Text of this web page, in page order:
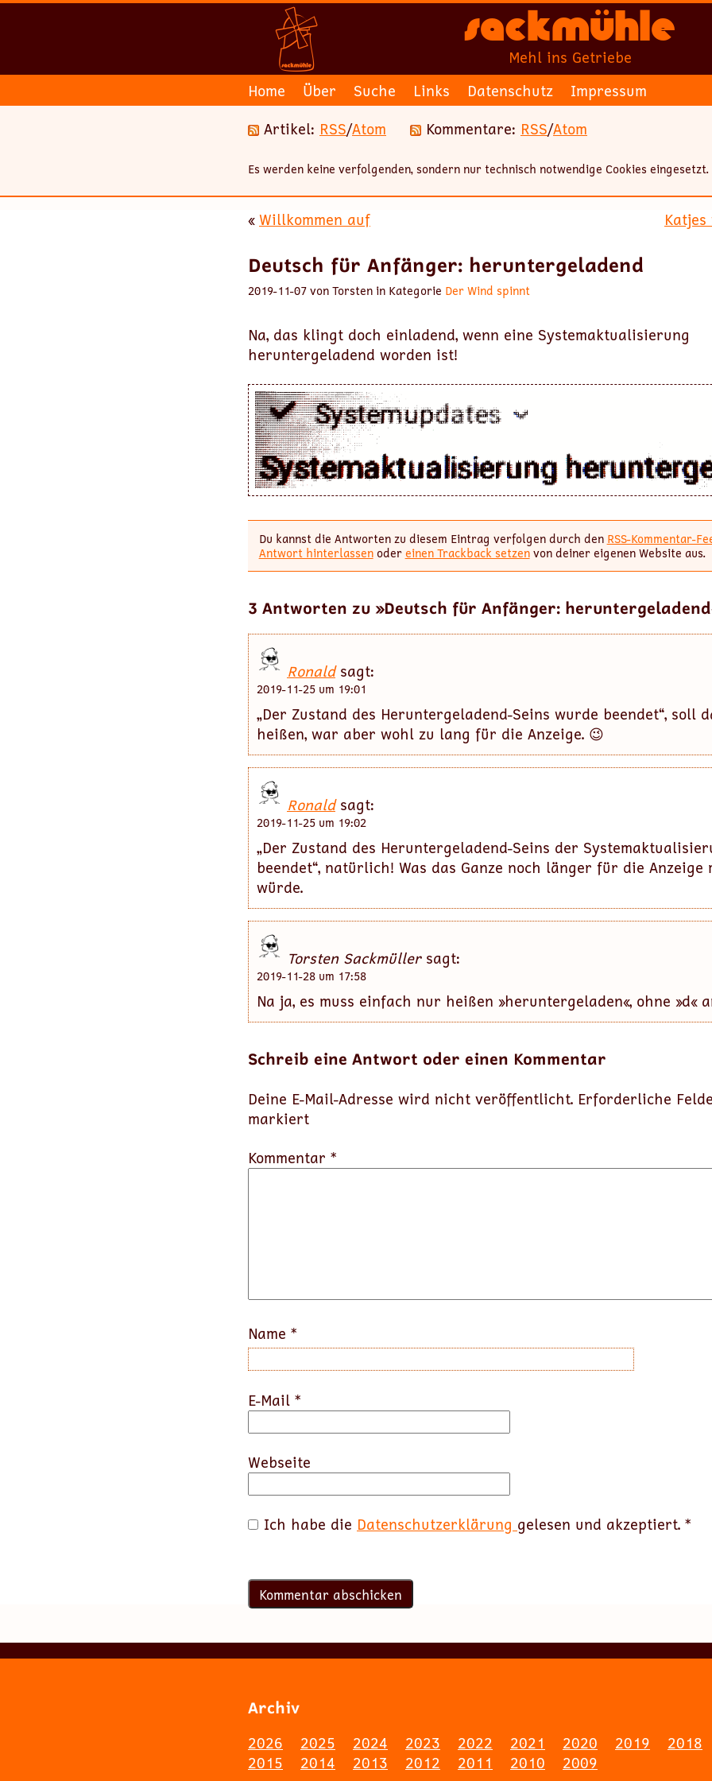
Sackmühle
Mehl ins Getriebe
Home
Über Suche Links Datenschutz
Impressum
Artikel: RSS/Atom Kommentare: RSS/Atom
Es werden keine verfolgenden, sondern nur technisch notwendige Cookies eingesetzt.
«Willkommen auf
Deutsch für Anfänger: heruntergeladend
2019-11-07 von Torsten in Kategorie Der Wind spinnt
Na, das klingt doch einladend, wenn eine Systemaktualisierung
heruntergeladend worden ist!
Du kannst die Antworten zu diesem Eintrag verfolgen durch den RSS-Kommentar-
Antwort hinterlassenodereinen Trackback setzenvon deiner eigenen Website aus.
3 Antworten zu »Deutsch für Anfänger:
Ronaldsagt:
2019-11-25 um 19:01
„Der Zustand des Heruntergeladend-Seins wurde beendet“, soll
heißen, war aber wohl zu lang für die Anzeige. 😉
Ronaldsagt:
2019-11-25 um 19:02
„Der Zustand des Heruntergeladend-Seins der
beendet“, natürlich! Was das Ganze noch länger für die Anzeige
würde.
Torsten Sackmüllersagt:
2019-11-28 um 17:58
Na ja, es muss einfach nur heißen »heruntergeladen«, ohne »d«
Schreib eine Antwort oder einen Kommentar
Deine E-Mail-Adresse wird nicht veröffentlicht. Erforderliche
markiert
Kommentar *
Name *
E-Mail *
Webseite
Ich habe die Datenschutzerklärung gelesen und akzeptiert. *
Archiv
2026 2025 2024 2023 2022 2021 2020 2019 2018
2015
2014 2013 2012 2011 2010 2009